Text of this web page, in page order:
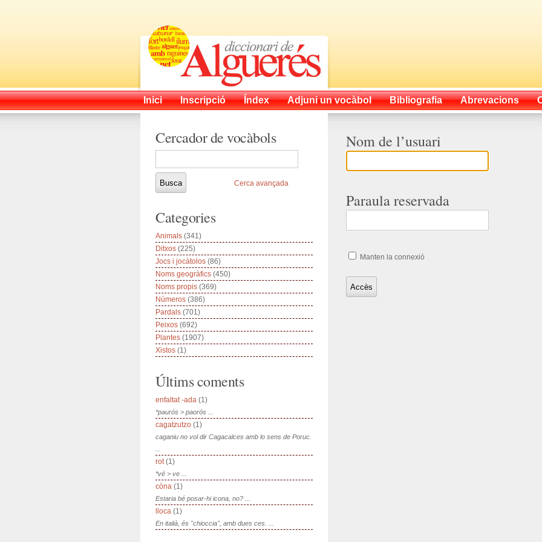
Inici Inscripció Índex Adjuni un vocàbol Bibliografia Abrevacions
Nom de l’usuari
Paraula reservada
Manten la connexió
Cercador de vocàbols
Cerca avançada
Categories
Animals (341)
Ditxos (225)
Jocs i jocàtolos (86)
Noms geogràfics (450)
Noms propis (369)
Números (386)
Pardals (701)
Peixos (692)
Plantes (1907)
Xistos (1)
Últims coments
enfaltat -ada (1)
*paurós > paorós ...
cagatzutzo (1)
caganiu no vol dir Cagacalces amb lo sens de Poruc.
rot(1)
*vé > ve ...
còna (1)
Estaria bé posar-hi icona, no? ...
lloca (1)
En italià, és "chioccia", amb dues ces. ...